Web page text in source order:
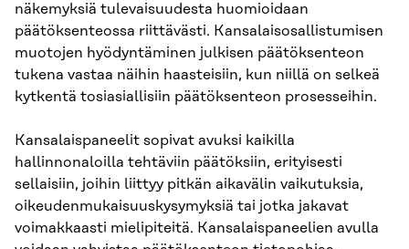
näkemyksiä tulevaisuudesta huomioidaan
päätöksenteossa riittävästi. Kansalaisosallistumisen
muotojen hyödyntäminen julkisen päätöksenteon
tukena vastaa näihin haasteisiin, kun niillä on selkeä
kytkentä tosiasiallisiin päätöksenteon prosesseihin.
Kansalaispaneelit sopivat avuksi kaikilla
hallinnonaloilla tehtäviin päätöksiin, erityisesti
sellaisiin, joihin liittyy pitkän aikavälin vaikutuksia,
oikeudenmukaisuuskysymyksiä tai jotka jakavat
voimakkaasti mielipiteitä. Kansalaispaneelien avulla